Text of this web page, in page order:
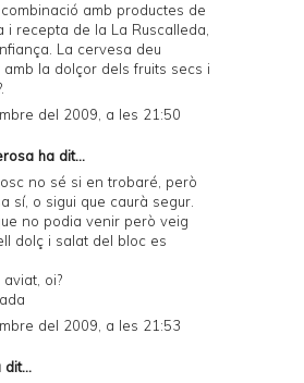
amb productes de
i recepta de la La Ruscalleda,
La cervesa deu
la dolçor dels fruits secs i
del 2009, a les 21:50
ha dit...
no sé si en trobaré, però
sí, o sigui que caurà segur.
no podia venir però veig
dolç i salat del bloc es
oi?
del 2009, a les 21:53
dit...